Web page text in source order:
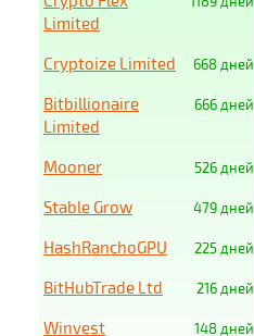
Limited
668 дней
Cryptoize Limited
666 дней
Bitbillionaire
Limited
526 дней
Mooner
479 дней
Stable Grow
225 дней
HashRanchoGPU
216 дней
BitHubTrade Ltd
148 дней
Winvest